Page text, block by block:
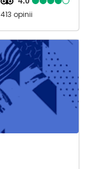
413 opinii